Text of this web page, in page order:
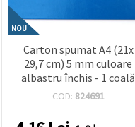
clic pe
"acceptati
toate!" Sau
indicați
preferințele
în setări
cookie -uri
dat și
NOU
Carton spumat A4 (21x
29,7 cm) 5 mm culoare
albastru închis - 1 coală
COD: 824691